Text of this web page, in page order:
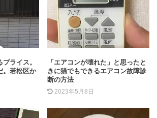
ライス。
。若松区か
「エアコンが壊れた」と思ったと
きに猫でもできるエアコン故障診
断の方法
2023年5月8日